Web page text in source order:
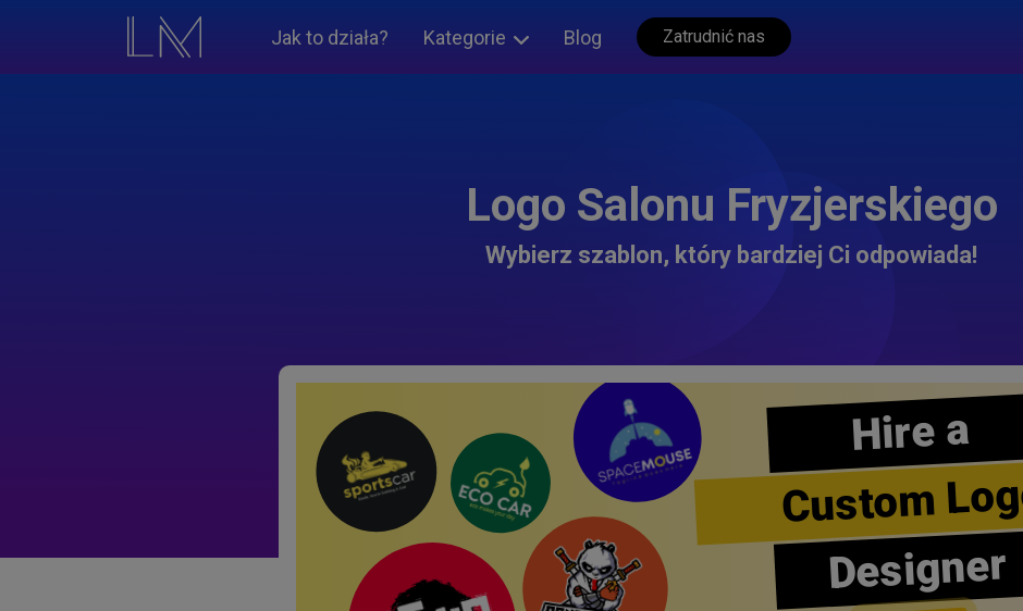
Jak to działa? Kategorie Blog Zatrudnić nas
Logo Salonu Fryzjerskiego
Wybierz szablon, który bardziej Ci odpowiada!
Hire a
Custom
Designer